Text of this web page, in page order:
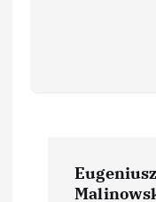
Eugeniusz